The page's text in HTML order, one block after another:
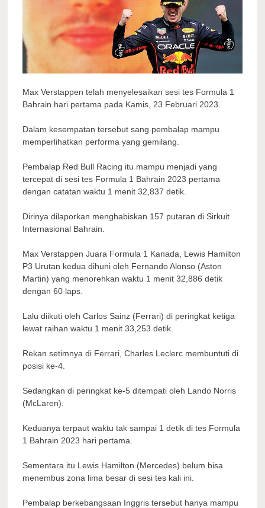
Max Verstappen telah menyelesaikan sesi tes Formula 1
Bahrain hari pertama pada Kamis, 23 Februari 2023.
Dalam kesempatan tersebut sang pembalap mampu
memperlihatkan performa yang gemilang.
Pembalap Red Bull Racing itu mampu menjadi yang
tercepat di sesi tes Formula 1 Bahrain 2023 pertama
dengan catatan waktu 1 menit 32,837 detik.
Dirinya dilaporkan menghabiskan 157 putaran di Sirkuit
Internasional Bahrain.
Max Verstappen Juara Formula 1 Kanada, Lewis Hamilton
P3 Urutan kedua dihuni oleh Fernando Alonso (Aston
Martin) yang menorehkan waktu 1 menit 32,886 detik
dengan 60 laps.
Lalu diikuti oleh Carlos Sainz (Ferrari) di peringkat ketiga
lewat raihan waktu 1 menit 33,253 detik.
Rekan setimnya di Ferrari, Charles Leclerc membuntuti di
posisi ke-4.
Sedangkan di peringkat ke-5 ditempati oleh Lando Norris
(McLaren).
Keduanya terpaut waktu tak sampai 1 detik di tes Formula
1 Bahrain 2023 hari pertama.
Sementara itu Lewis Hamilton (Mercedes) belum bisa
menembus zona lima besar di sesi tes kali ini.
Pembalap berkebangsaan Inggris tersebut hanya mampu